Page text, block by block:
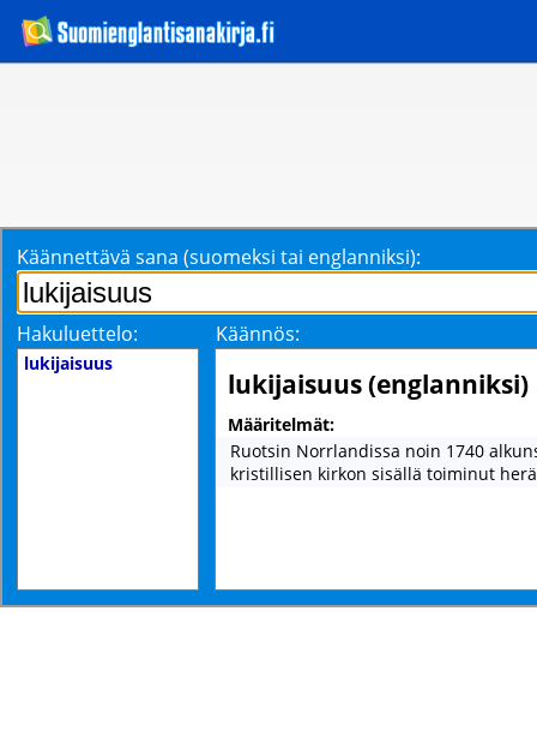
Käännettävä sana (suomeksi tai englanniksi):
Hakuluettelo: Käännös:
lukijaisuus
lukijaisuus (englanniksi)
Määritelmät:
Ruotsin Norrlandissa noin 1740
kristillisen kirkon sisällä toiminut